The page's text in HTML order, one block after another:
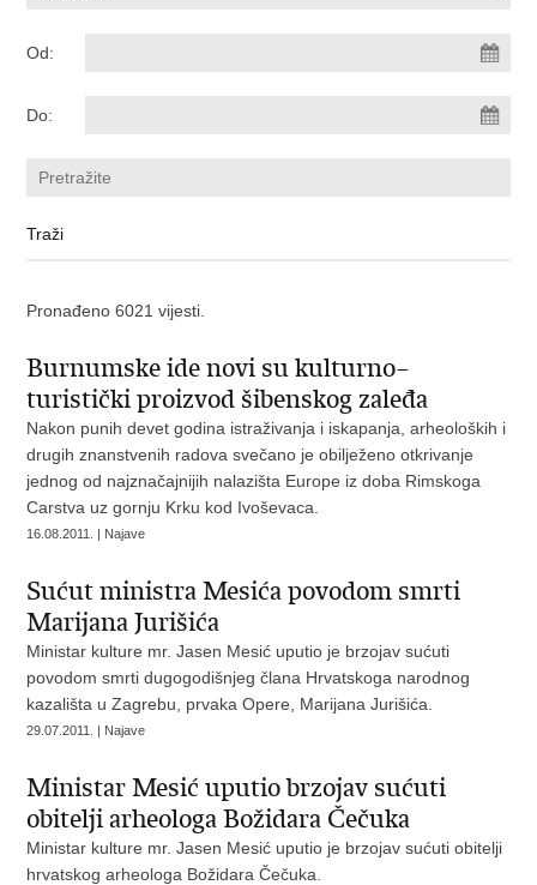
Od:
Do:
Pronađeno 6021 vijesti.
Burnumske ide novi su kulturno–
turistički proizvod šibenskog zaleđa
Nakon punih devet godina istraživanja i iskapanja, arheoloških i
drugih znanstvenih radova svečano je obilježeno otkrivanje
jednog od najznačajnijih nalazišta Europe iz doba Rimskoga
Carstva uz gornju Krku kod Ivoševaca.
16.08.2011. | Najave
Sućut ministra Mesića povodom smrti
Marijana Jurišića
Ministar kulture mr. Jasen Mesić uputio je brzojav sućuti
povodom smrti dugogodišnjeg člana Hrvatskoga narodnog
kazališta u Zagrebu, prvaka Opere, Marijana Jurišića.
29.07.2011. | Najave
Ministar Mesić uputio brzojav sućuti
obitelji arheologa Božidara Čečuka
Ministar kulture mr. Jasen Mesić uputio je brzojav sućuti obitelji
hrvatskog arheologa Božidara Čečuka.